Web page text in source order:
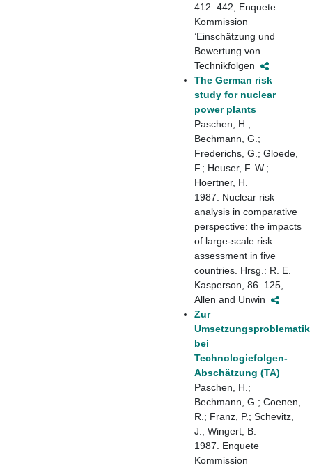
412–442, Enquete
Kommission
’Einschätzung und
Bewertung von
Technikfolgen
The German risk
study for nuclear
power plants
Paschen, H.;
Bechmann, G.;
Frederichs, G.; Gloede,
F.; Heuser, F. W.;
Hoertner, H.
1987. Nuclear risk
analysis in comparative
perspective: the impacts
of large-scale risk
assessment in five
countries. Hrsg.: R. E.
Kasperson, 86–125,
Allen and Unwin
Zur
Umsetzungsproblematik
bei
Technologiefolgen-
Abschätzung (TA)
Paschen, H.;
Bechmann, G.; Coenen,
R.; Franz, P.; Schevitz,
J.; Wingert, B.
1987. Enquete
Kommission